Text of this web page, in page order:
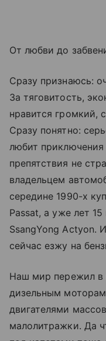
От любви до
Сразу признаюсь:
За тяговитость,
нравится громкий,
Сразу понятно:
любит
препятствия не
владельцем
середине 1990-х
Passat, а уже лет
SsangYong Actyon.
сейчас езжу на
Наш мир пережил в
дизельным
двигателями
малолитражки. Да